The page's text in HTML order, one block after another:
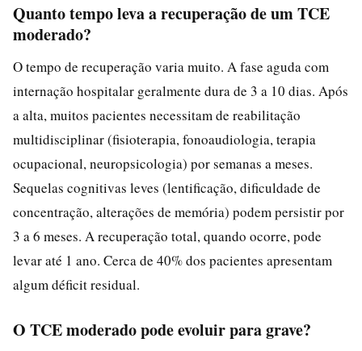
Quanto tempo leva a recuperação de um TCE
moderado?
O tempo de recuperação varia muito. A fase aguda com
internação hospitalar geralmente dura de 3 a 10 dias. Após
a alta, muitos pacientes necessitam de reabilitação
multidisciplinar (fisioterapia, fonoaudiologia, terapia
ocupacional, neuropsicologia) por semanas a meses.
Sequelas cognitivas leves (lentificação, dificuldade de
concentração, alterações de memória) podem persistir por
3 a 6 meses. A recuperação total, quando ocorre, pode
levar até 1 ano. Cerca de 40% dos pacientes apresentam
algum déficit residual.
O TCE moderado pode evoluir para grave?